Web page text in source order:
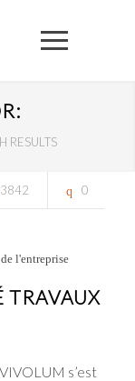
RESULTS
3842 0
l'entreprise
TRAVAUX
s’est